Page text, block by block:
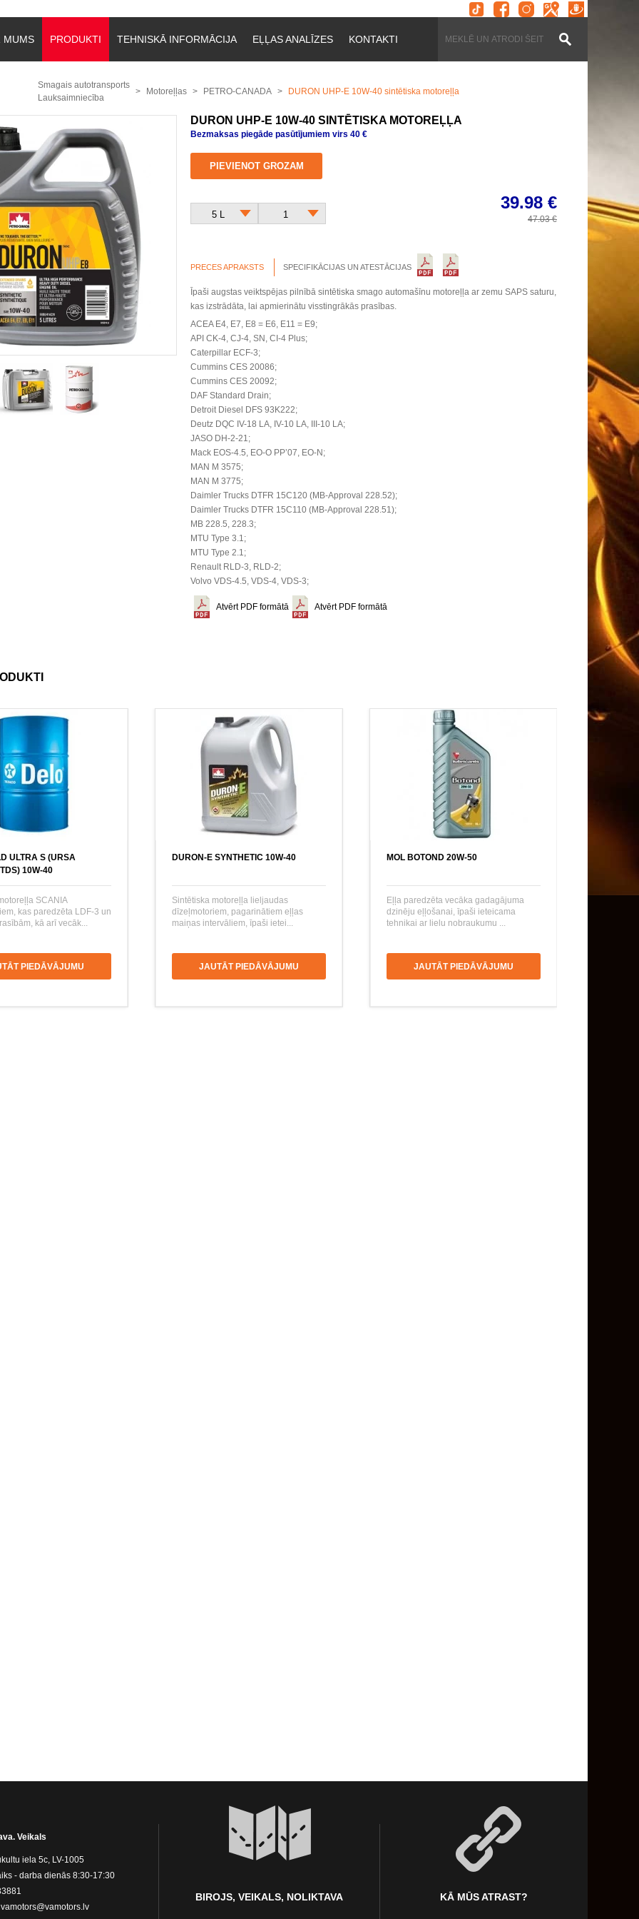
MUMS PRODUKTI TEHNISKĀ INFORMĀCIJA EĻĻAS ANALĪZES KONTAKTI
Smagais autotransports
Lauksaimniecība
Motoreļļas PETRO-CANADA DURON UHP-E 10W-40 sintētiska motoreļļa
DURON UHP-E 10W-40 SINTĒTISKA MOTOREĻĻA
Bezmaksas piegāde pasūtījumiem virs 40 €
PIEVIENOT GROZAM
5 L 1
39.98 €
47.03€
PRECES APRAKSTS SPECIFIKĀCIJAS UN ATESTĀCIJAS
Īpaši augstas veiktspējas pilnībā sintētiska smago automašīnu motoreļļa ar zemu SAPS saturu,
kas izstrādāta, lai apmierinātu visstingrākās prasības.
ACEA E4, E7, E8 = E6, E11 = E9;
API CK-4, CJ-4, SN, CI-4 Plus;
Caterpillar ECF-3;
Cummins CES 20086;
Cummins CES 20092;
DAF Standard Drain;
Detroit Diesel DFS 93K222;
Deutz DQC IV-18 LA, IV-10 LA, III-10 LA;
JASO DH-2-21;
Mack EOS-4.5, EO-O PP’07, EO-N;
MAN M 3575;
MAN M 3775;
Daimler Trucks DTFR 15C120 (MB-Approval 228.52);
Daimler Trucks DTFR 15C110 (MB-Approval 228.51);
MB 228.5, 228.3;
MTU Type 3.1;
MTU Type 2.1;
Renault RLD-3, RLD-2;
Volvo VDS-4.5, VDS-4, VDS-3;
Atvērt PDF formātā Atvērt PDF formātā
ULTRA S (URSA
10W-40
SCANIA
kas paredzēta LDF-3 un
kā arī vecāk...
PIEDĀVĀJUMU
DURON-E SYNTHETIC 10W-40
Sintētiska motoreļļa lieljaudas
dīzeļmotoriem, pagarinātiem eļļas
maiņas intervāliem, īpaši ietei...
JAUTĀT PIEDĀVĀJUMU
MOL BOTOND 20W-50
Eļļa paredzēta vecāka gadagājuma
dzinēju eļļošanai, īpaši ieteicama
tehnikai ar lielu nobraukumu ...
JAUTĀT PIEDĀVĀJUMU
Veikals
iela 5c, LV-1005
- darba dienās 8:30-17:30
vamotors@vamotors.lv
BIROJS, VEIKALS, NOLIKTAVA KĀ MŪS ATRAST?